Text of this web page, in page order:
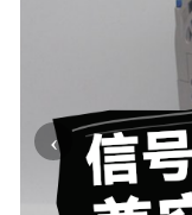
‹